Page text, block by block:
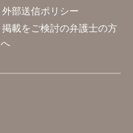
外部送信ポリシー
掲載をご検討の弁護士の方
へ